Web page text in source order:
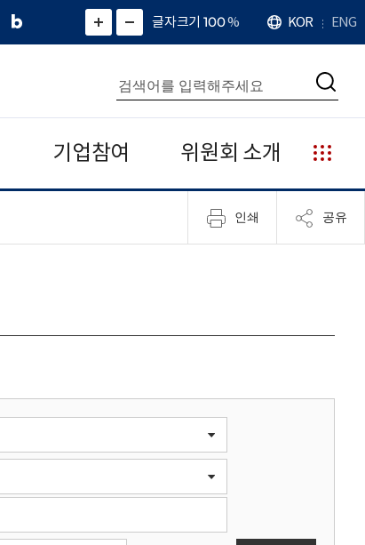
네
그
)
화
면
면
소
확
대
치
글자크기 100%
언
어
KOR ENG
통
합
검
색
검
기업참여 위원회 소개
누
리
집
안
인쇄 공유